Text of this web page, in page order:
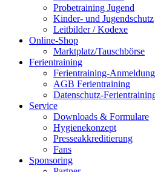
Probetraining Jugend
Kinder- und Jugendschutz
Leitbilder / Kodexe
Online-Shop
Marktplatz/Tauschbörse
Ferientraining
Ferientraining-Anmeldung
AGB Ferientraining
Datenschutz-
Service
Downloads & Formulare
Hygienekonzept
Presseakkreditierung
Fans
Sponsoring